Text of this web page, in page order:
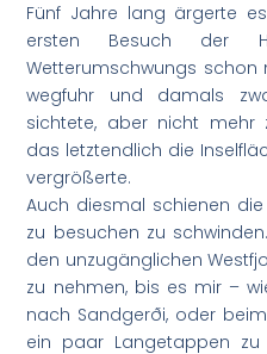
Fünf Jahre lang ärgerte
ersten Besuch der
Wetterumschwungs
wegfuhr und damals
sichtete, aber nicht mehr
das letztendlich die
vergrößerte.
Auch diesmal schienen
zu besuchen zu
den unzugänglichen
zu nehmen, bis es mir –
nach Sandgerði, oder
ein paar Langetappen